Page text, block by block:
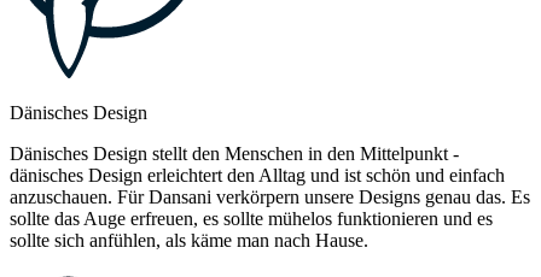
Dänisches Design
Dänisches Design stellt den Menschen in den Mittelpunkt -
dänisches Design erleichtert den Alltag und ist schön und einfach
anzuschauen. Für Dansani verkörpern unsere Designs genau das. Es
sollte das Auge erfreuen, es sollte mühelos funktionieren und es
sollte sich anfühlen, als käme man nach Hause.